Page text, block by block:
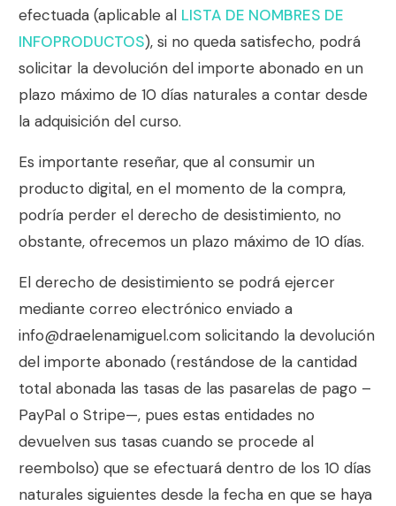
efectuada (aplicable al LISTA DE NOMBRES DE
INFOPRODUCTOS), si no queda satisfecho, podrá
solicitar la devolución del importe abonado en un
plazo máximo de 10 días naturales a contar desde
la adquisición del curso.
Es importante reseñar, que al consumir un
producto digital, en el momento de la compra,
podría perder el derecho de desistimiento, no
obstante, ofrecemos un plazo máximo de 10 días.
El derecho de desistimiento se podrá ejercer
mediante correo electrónico enviado a
info@draelenamiguel.com solicitando la devolución
del importe abonado (restándose de la cantidad
total abonada las tasas de las pasarelas de pago –
PayPal o Stripe—, pues estas entidades no
devuelven sus tasas cuando se procede al
reembolso) que se efectuará dentro de los 10 días
naturales siguientes desde la fecha en que se haya